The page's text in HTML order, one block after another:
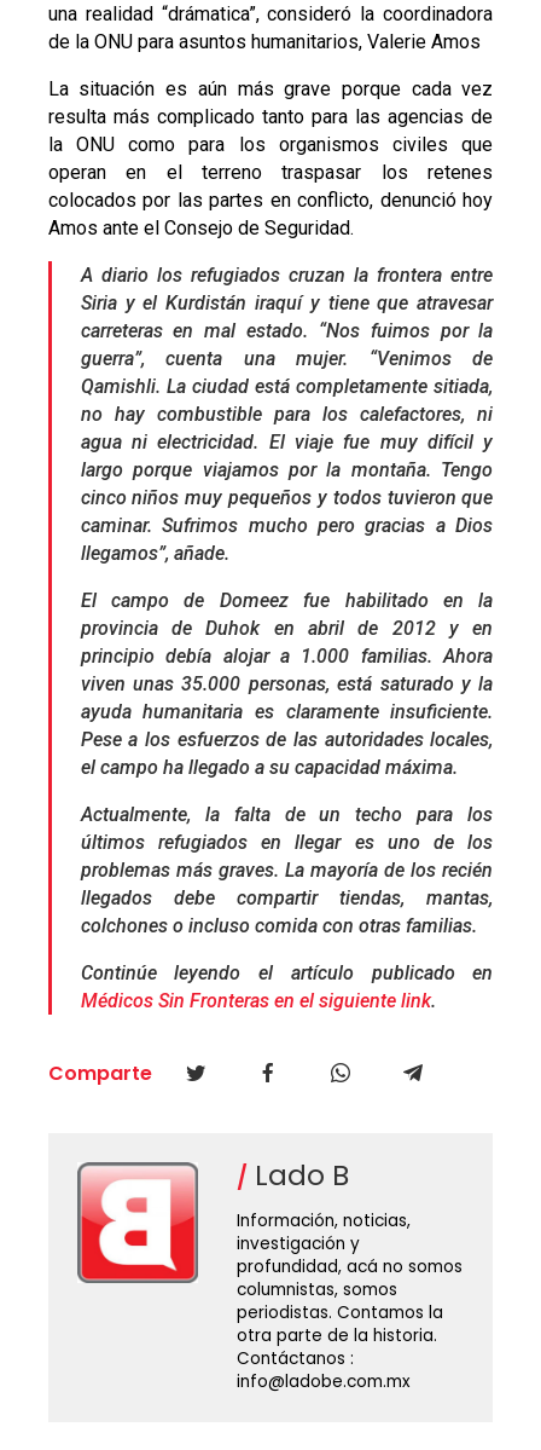
una realidad “drámatica”, consideró la coordinadora
de la ONU para asuntos humanitarios, Valerie Amos
La situación es aún más grave porque cada vez
resulta más complicado tanto para las agencias de
la ONU como para los organismos civiles que
operan en el terreno traspasar los retenes
colocados por las partes en conflicto, denunció hoy
Amos ante el Consejo de Seguridad.
A diario los refugiados cruzan la frontera entre
Siria y el Kurdistán iraquí y tiene que atravesar
carreteras en mal estado. “Nos fuimos por la
guerra”, cuenta una mujer. “Venimos de
Qamishli. La ciudad está completamente sitiada,
no hay combustible para los calefactores, ni
agua ni electricidad. El viaje fue muy difícil y
largo porque viajamos por la montaña. Tengo
cinco niños muy pequeños y todos tuvieron que
caminar. Sufrimos mucho pero gracias a Dios
llegamos”, añade.
El campo de Domeez fue habilitado en la
provincia de Duhok en abril de 2012 y en
principio debía alojar a 1.000 familias. Ahora
viven unas 35.000 personas, está saturado y la
ayuda humanitaria es claramente insuficiente.
Pese a los esfuerzos de las autoridades locales,
el campo ha llegado a su capacidad máxima.
Actualmente, la falta de un techo para los
últimos refugiados en llegar es uno de los
problemas más graves. La mayoría de los recién
llegados debe compartir tiendas, mantas,
colchones o incluso comida con otras familias.
Continúe leyendo el artículo publicado en
Médicos Sin Fronteras en el siguiente link.
Comparte
Lado B
Información, noticias,
investigación y
profundidad, acá no somos
columnistas, somos
periodistas. Contamos la
otra parte de la historia.
Contáctanos :
info@ladobe.com.mx